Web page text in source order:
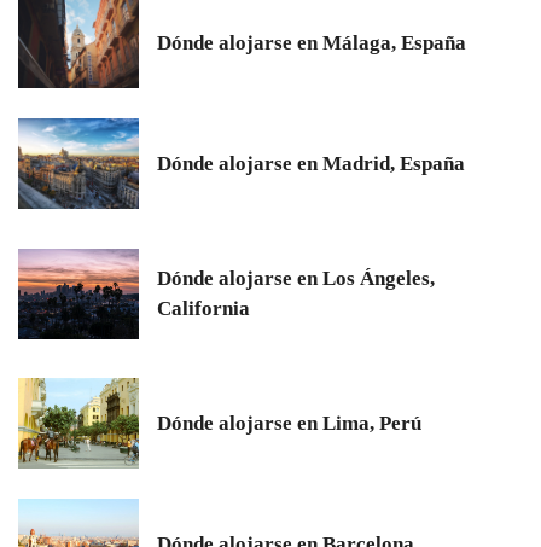
Dónde alojarse en Málaga, España
Dónde alojarse en Madrid, España
Dónde alojarse en Los Ángeles,
California
Dónde alojarse en Lima, Perú